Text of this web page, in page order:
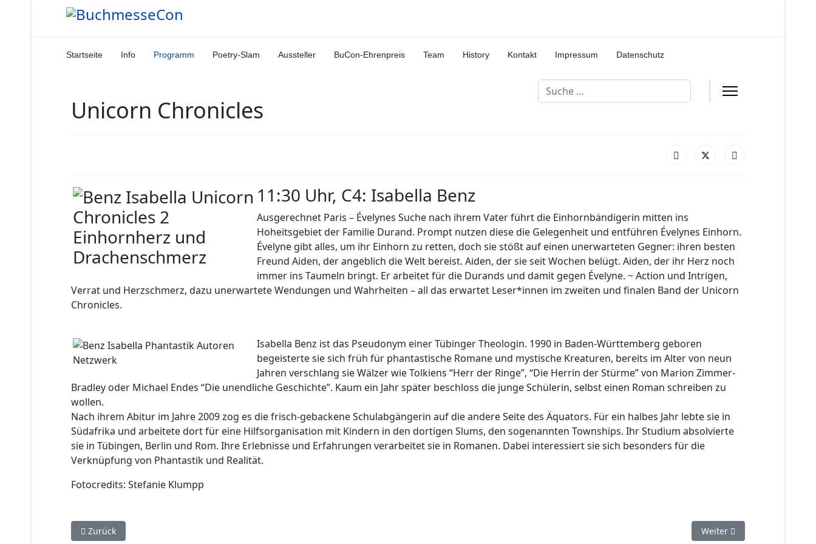
Startseite Info Programm Poetry-Slam Aussteller BuCon-Ehrenpreis Team History Kontakt Impressum Datenschutz
Suchen
Unicorn Chronicles
11:30 Uhr, C4: Isabella Benz
Ausgerechnet Paris – Évelynes Suche nach ihrem Vater führt die Einhornbändigerin mitten ins
Hoheitsgebiet der Familie Durand. Prompt nutzen diese die Gelegenheit und entführen Évelynes Einhorn.
Évelyne gibt alles, um ihr Einhorn zu retten, doch sie stößt auf einen unerwarteten Gegner: ihren besten
Freund Aiden, der angeblich die Welt bereist. Aiden, der sie seit Wochen belügt. Aiden, der ihr Herz noch
immer ins Taumeln bringt. Er arbeitet für die Durands und damit gegen Évelyne. ~ Action und Intrigen,
Verrat und Herzschmerz, dazu unerwartete Wendungen und Wahrheiten – all das erwartet Leser*innen im zweiten und finalen Band der Unicorn
Chronicles.
Isabella Benz ist das Pseudonym einer Tübinger Theologin. 1990 in Baden-Württemberg geboren
begeisterte sie sich früh für phantastische Romane und mystische Kreaturen, bereits im Alter von neun
Jahren verschlang sie Wälzer wie Tolkiens “Herr der Ringe”, “Die Herrin der Stürme” von Marion Zimmer-
Bradley oder Michael Endes “Die unendliche Geschichte”. Kaum ein Jahr später beschloss die junge Schülerin, selbst einen Roman schreiben zu
wollen.
Nach ihrem Abitur im Jahre 2009 zog es die frisch-gebackene Schulabgängerin auf die andere Seite des Äquators. Für ein halbes Jahr lebte sie in
Südafrika und arbeitete dort für eine Hilfsorganisation mit Kindern in den dortigen Slums, den sogenannten Townships. Ihr Studium absolvierte
sie in Tübingen, Berlin und Rom. Ihre Erlebnisse und Erfahrungen verarbeitet sie in Romanen. Dabei interessiert sie sich besonders für die
Verknüpfung von Phantastik und Realität.
Fotocredits: Stefanie Klumpp
Vorheriger Beitrag: "Othersides" (Young-Adult-Fantasy-Trilogie)
Zurück Nächster Beitrag:
Weiter